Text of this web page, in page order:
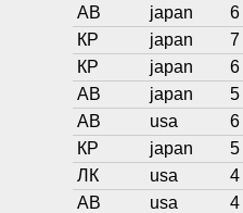
АВ
japan 6
КР
japan 7
КР
japan 6
АВ
japan 5
АВ
usa 6
КР
japan 5
ЛК
usa 4
АВ
usa 4